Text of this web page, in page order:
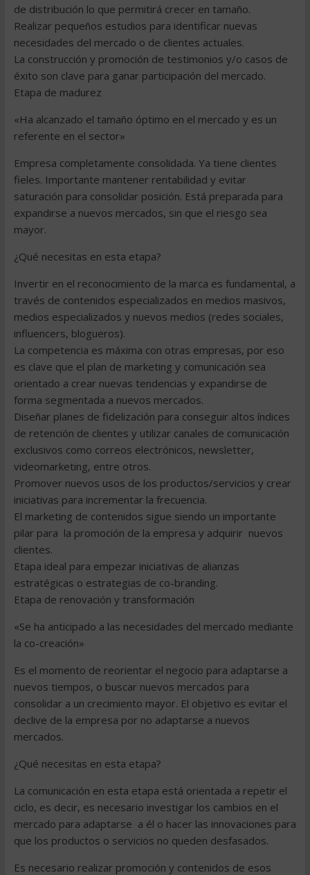
de distribución lo que permitirá crecer en tamaño.
Realizar pequeños estudios para identificar nuevas
necesidades del mercado o de clientes actuales.
La construcción y promoción de testimonios y/o casos de
éxito son clave para ganar participación del mercado.
Etapa de madurez
«Ha alcanzado el tamaño óptimo en el mercado y es un
referente en el sector»
Empresa completamente consolidada. Ya tiene clientes
fieles. Importante mantener rentabilidad y evitar
saturación para consolidar posición. Está preparada para
expandirse a nuevos mercados, sin que el riesgo sea
mayor.
¿Qué necesitas en esta etapa?
Invertir en el reconocimiento de la marca es fundamental, a
través de contenidos especializados en medios masivos,
medios especializados y nuevos medios (redes sociales,
influencers, blogueros).
La competencia es máxima con otras empresas, por eso
es clave que el plan de marketing y comunicación sea
orientado a crear nuevas tendencias y expandirse de
forma segmentada a nuevos mercados.
Diseñar planes de fidelización para conseguir altos índices
de retención de clientes y utilizar canales de comunicación
exclusivos como correos electrónicos, newsletter,
videomarketing, entre otros.
Promover nuevos usos de los productos/servicios y crear
iniciativas para incrementar la frecuencia.
El marketing de contenidos sigue siendo un importante
pilar para la promoción de la empresa y adquirir nuevos
clientes.
Etapa ideal para empezar iniciativas de alianzas
estratégicas o estrategias de co-branding.
Etapa de renovación y transformación
«Se ha anticipado a las necesidades del mercado mediante
la co-creación»
Es el momento de reorientar el negocio para adaptarse a
nuevos tiempos, o buscar nuevos mercados para
consolidar a un crecimiento mayor. El objetivo es evitar el
declive de la empresa por no adaptarse a nuevos
mercados.
¿Qué necesitas en esta etapa?
La comunicación en esta etapa está orientada a repetir el
ciclo, es decir, es necesario investigar los cambios en el
mercado para adaptarse a él o hacer las innovaciones para
que los productos o servicios no queden desfasados.
Es necesario realizar promoción y contenidos de esos